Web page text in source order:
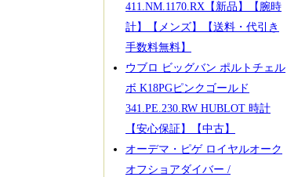
411.NM.1170.RX【新品】【腕時
計】【メンズ】【送料・代引き
手数料無料】
ウブロ ビッグバン ポルトチェル
ボ K18PGピンクゴールド
341.PE.230.RW HUBLOT 時計
【安心保証】【中古】
オーデマ・ピゲ ロイヤルオーク
オフショアダイバー /